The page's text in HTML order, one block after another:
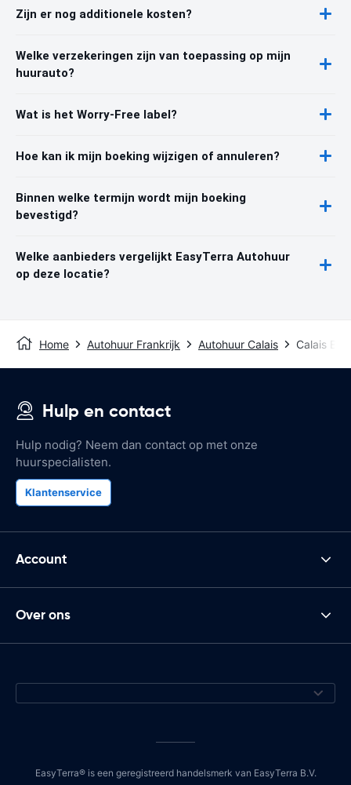
Zijn er nog additionele kosten?
Welke verzekeringen zijn van toepassing op mijn
huurauto?
Wat is het Worry-Free label?
Hoe kan ik mijn boeking wijzigen of annuleren?
Binnen welke termijn wordt mijn boeking
bevestigd?
Welke aanbieders vergelijkt EasyTerra Autohuur
op deze locatie?
Home Autohuur Frankrijk Autohuur Calais Calais
Hulp en contact
Hulp nodig? Neem dan contact op met onze
huurspecialisten.
Klantenservice
Account
Over ons
EasyTerra® is een geregistreerd handelsmerk van EasyTerra B.V.